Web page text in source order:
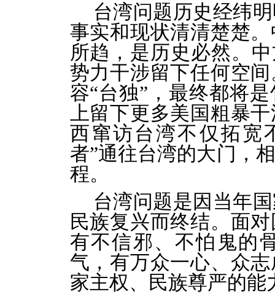
台湾问题历史经纬
事实和现状清清楚楚
所趋，是历史必然。
势力干涉留下任何空
容“台独”，最终都将
上留下更多美国粗暴
西窜访台湾不仅拓宽
者”通往台湾的大门，
程。
台湾问题是因当年
民族复兴而终结。面
有不信邪、不怕鬼的
气，有万众一心、众
家主权、民族尊严的能